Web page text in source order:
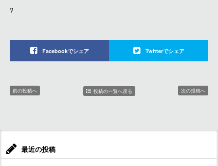
?
Facebookでシェア Twitterでシェア
前の投稿へ 投稿の一覧へ戻る 次の投稿へ
最近の投稿